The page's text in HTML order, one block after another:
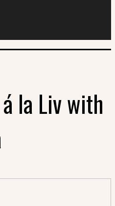
la Liv with